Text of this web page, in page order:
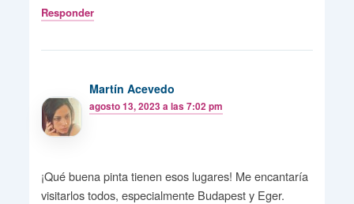
Responder
Martín Acevedo
agosto 13, 2023 a las 7:02 pm
¡Qué buena pinta tienen esos lugares! Me encantaría
visitarlos todos, especialmente Budapest y Eger.